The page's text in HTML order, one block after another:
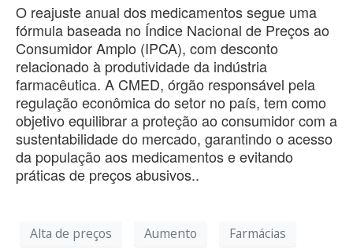
O reajuste anual dos medicamentos segue uma
fórmula baseada no Índice Nacional de Preços ao
Consumidor Amplo (IPCA), com desconto
relacionado à produtividade da indústria
farmacêutica. A CMED, órgão responsável pela
regulação econômica do setor no país, tem como
objetivo equilibrar a proteção ao consumidor com a
sustentabilidade do mercado, garantindo o acesso
da população aos medicamentos e evitando
práticas de preços abusivos..
Alta de preços Aumento
Farmácias